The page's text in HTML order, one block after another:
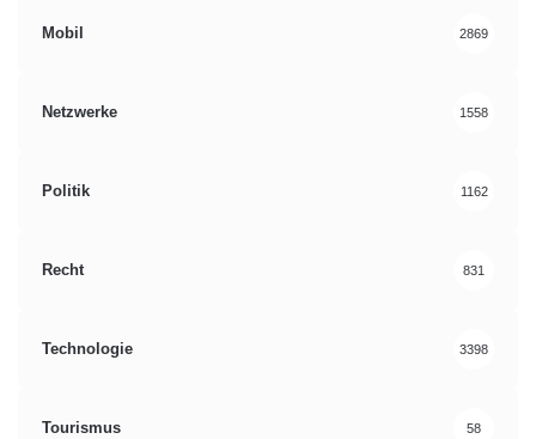
Mobil 2869
Netzwerke 1558
Politik 1162
Recht 831
Technologie 3398
Tourismus 58